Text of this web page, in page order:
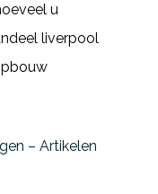
u
liverpool
– Artikelen